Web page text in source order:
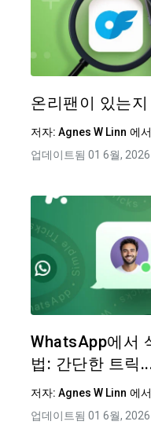
온리팬이 있는
저자: Agnes W Linn 에서
업데이트됨 01 6월, 2026
WhatsApp에서
법: 간단한 트릭
저자: Agnes W Linn 에서
업데이트됨 01 6월, 2026